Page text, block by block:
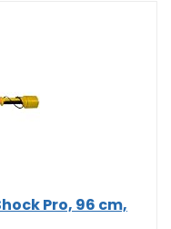
Pro, 96 cm,